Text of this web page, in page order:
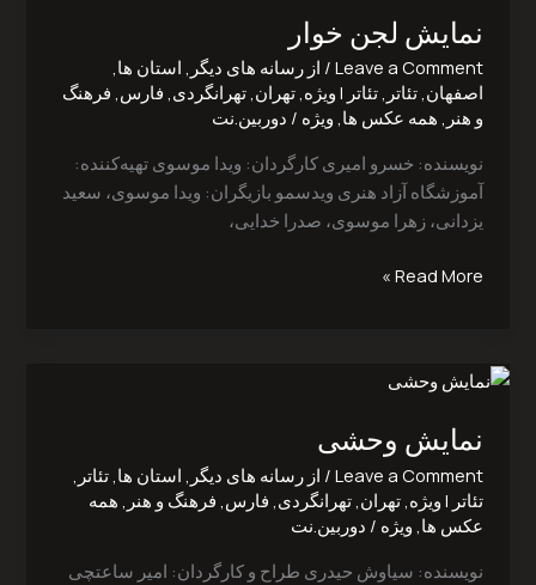
نمایش لجن خوار
Leave a Comment
/ از رسانه های دیگر , استان ها,
اصفهان,تئاتر ,تئاتر | ویژه,تهران,تهرانگردی, فارس, فرهنگ
و هنر , همه عکس ها, ویژه / دوربین.نت
نویسنده: خسرو ‌امیری کارگردان: ویدا ‌موسوی تهیه‌کننده:
آموزشگاه آزاد هنری ویدسمو بازیگران: ویدا ‌موسوی، سعید
‌یزدانی، زهرا ‌موسوی، صدرا ‌خدایی،
خوار
Read More »
نمایش وحشی
Leave a Comment
/ از رسانه های دیگر , استان ها,تئاتر ,
تئاتر | ویژه,تهران,تهرانگردی, فارس, فرهنگ و هنر , همه
عکس ها, ویژه / دوربین.نت
نویسنده: سیاوش ‌حیدری طراح و کارگردان: امیر ‌ساعتچی
نمایش